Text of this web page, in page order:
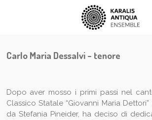
Carlo Maria Dessalvi - tenore
Dopo aver mosso i primi passi nel
Classico Statale “Giovanni Maria
da Stefania Pineider, ha deciso di